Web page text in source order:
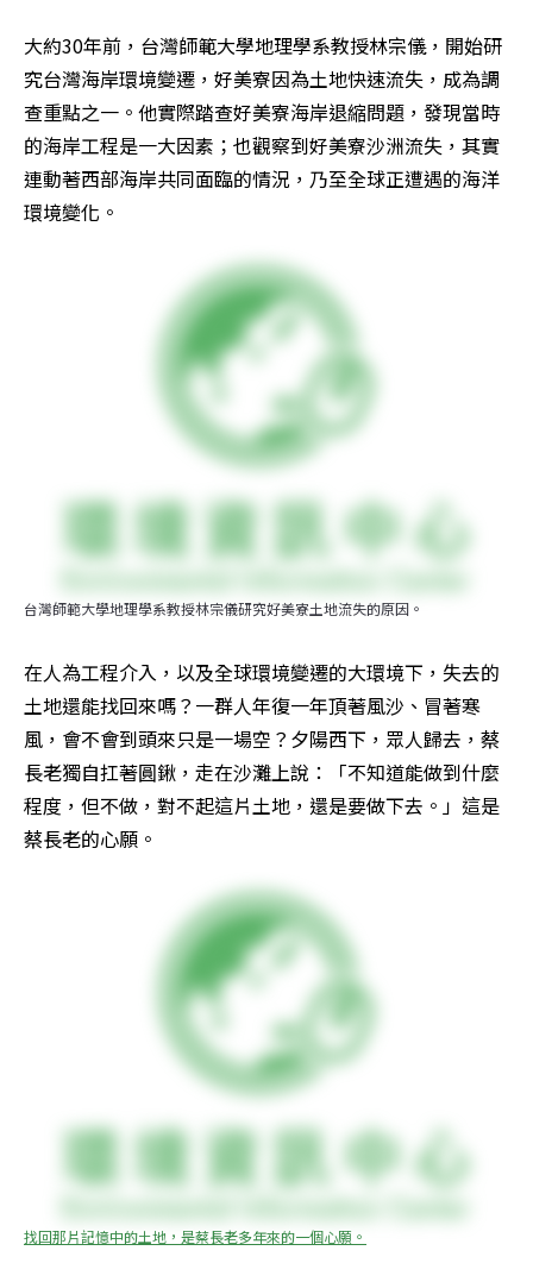
大約30年前，台灣師範大學地理學系教授林宗儀，開始研
究台灣海岸環境變遷，好美寮因為土地快速流失，成為調
查重點之一。他實際踏查好美寮海岸退縮問題，發現當時
的海岸工程是一大因素；也觀察到好美寮沙洲流失，其實
連動著西部海岸共同面臨的情況，乃至全球正遭遇的海洋
環境變化。
台灣師範大學地理學系教授林宗儀研究好美寮土地流失的原因。
在人為工程介入，以及全球環境變遷的大環境下，失去的
土地還能找回來嗎？一群人年復一年頂著風沙、冒著寒
風，會不會到頭來只是一場空？夕陽西下，眾人歸去，蔡
長老獨自扛著圓鍬，走在沙灘上說：「不知道能做到什麼
程度，但不做，對不起這片土地，還是要做下去。」這是
蔡長老的心願。
找回那片記憶中的土地，是蔡長老多年來的一個心願。